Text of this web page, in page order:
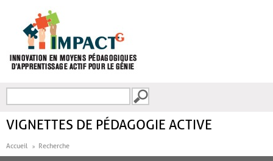
FORMULAIRE DE
VIGNETTES DE PÉDAGOGIE ACTIVE
Accueil Recherche